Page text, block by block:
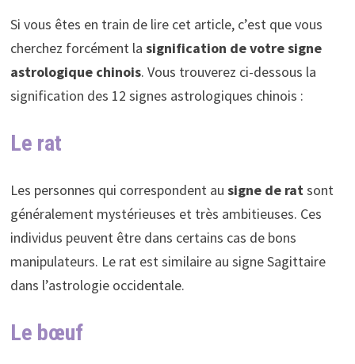
Si vous êtes en train de lire cet article, c’est que vous
cherchez forcément la signification de votre signe
astrologique chinois. Vous trouverez ci-dessous la
signification des 12 signes astrologiques chinois :
Le rat
Les personnes qui correspondent au signe de ratsont
généralement mystérieuses et très ambitieuses. Ces
individus peuvent être dans certains cas de bons
manipulateurs. Le rat est similaire au signe Sagittaire
dans l’astrologie occidentale.
Le bœuf